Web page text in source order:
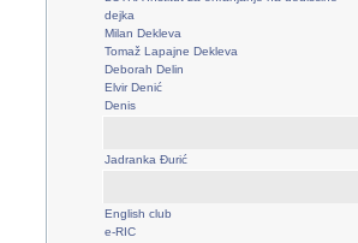
dejka
Milan Dekleva
Tomaž Lapajne Dekleva
Deborah Delin
Elvir Denić
Denis
Jadranka Đurić
English club
e-RIC